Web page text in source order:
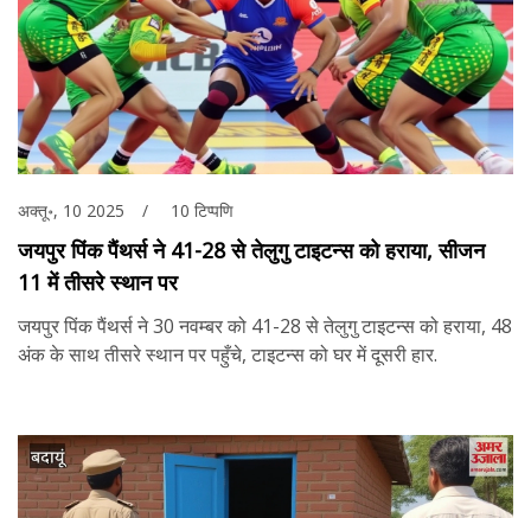
अक्तू॰, 10 2025 10 टिप्पणि
जयपुर पिंक पैंथर्स ने 41-28 से तेलुगु टाइटन्स को हराया, सीजन
11 में तीसरे स्थान पर
जयपुर पिंक पैंथर्स ने 30 नवम्बर को 41-28 से तेलुगु टाइटन्स को हराया, 48
अंक के साथ तीसरे स्थान पर पहुँचे, टाइटन्स को घर में दूसरी हार.